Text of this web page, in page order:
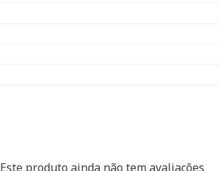
Este produto ainda não tem avaliações